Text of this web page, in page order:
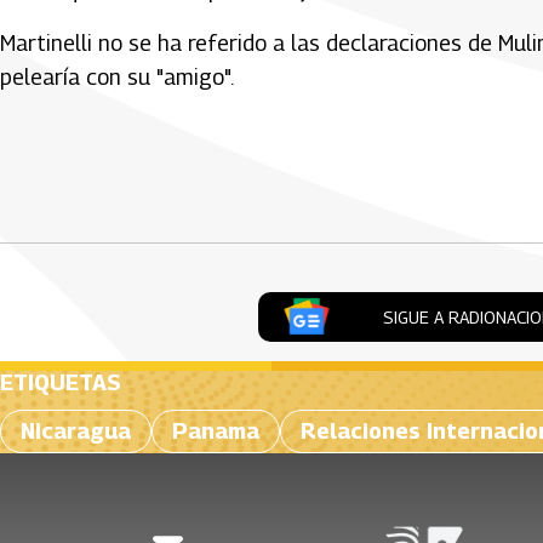
Martinelli no se ha referido a las declaraciones de
pelearía con su "amigo".
SIGUE A
ETIQUETAS
Nicaragua
Panama Relaciones